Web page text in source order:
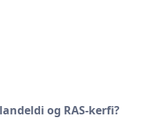
og RAS-kerfi?